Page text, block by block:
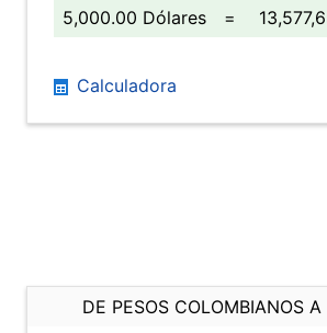
5,000.00 Dólares
=
Calculadora
DE PESOS COLOMBIANOS